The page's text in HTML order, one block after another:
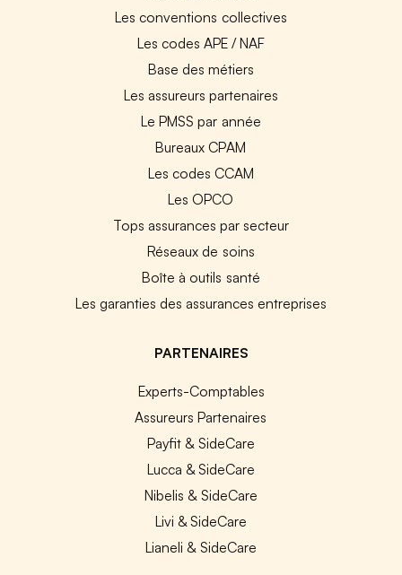
Les conventions collectives
Les codes APE / NAF
Base des métiers
Les assureurs partenaires
Le PMSS par année
Bureaux CPAM
Les codes CCAM
Les OPCO
Tops assurances par secteur
Réseaux de soins
Boîte à outils santé
Les garanties des assurances entreprises
PARTENAIRES
Experts-Comptables
Assureurs Partenaires
Payfit & SideCare
Lucca & SideCare
Nibelis & SideCare
Livi & SideCare
Lianeli & SideCare